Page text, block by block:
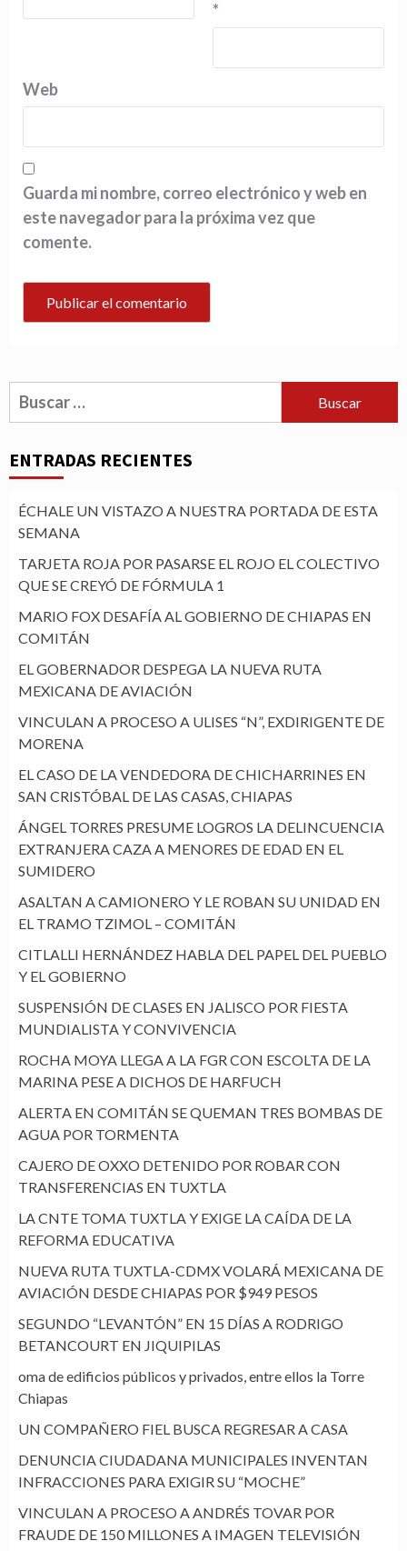
*
Web
Guarda mi nombre, correo electrónico y web en
este navegador para la próxima vez que
comente.
Buscar:
ENTRADAS RECIENTES
ÉCHALE UN VISTAZO A NUESTRA PORTADA DE ESTA
SEMANA
TARJETA ROJA POR PASARSE EL ROJO EL COLECTIVO
QUE SE CREYÓ DE FÓRMULA 1
MARIO FOX DESAFÍA AL GOBIERNO DE CHIAPAS EN
COMITÁN
EL GOBERNADOR DESPEGA LA NUEVA RUTA
MEXICANA DE AVIACIÓN
VINCULAN A PROCESO A ULISES “N”, EXDIRIGENTE DE
MORENA
EL CASO DE LA VENDEDORA DE CHICHARRINES EN
SAN CRISTÓBAL DE LAS CASAS, CHIAPAS
ÁNGEL TORRES PRESUME LOGROS LA DELINCUENCIA
EXTRANJERA CAZA A MENORES DE EDAD EN EL
SUMIDERO
ASALTAN A CAMIONERO Y LE ROBAN SU UNIDAD EN
EL TRAMO TZIMOL – COMITÁN
CITLALLI HERNÁNDEZ HABLA DEL PAPEL DEL PUEBLO
Y EL GOBIERNO
SUSPENSIÓN DE CLASES EN JALISCO POR FIESTA
MUNDIALISTA Y CONVIVENCIA
ROCHA MOYA LLEGA A LA FGR CON ESCOLTA DE LA
MARINA PESE A DICHOS DE HARFUCH
ALERTA EN COMITÁN SE QUEMAN TRES BOMBAS DE
AGUA POR TORMENTA
CAJERO DE OXXO DETENIDO POR ROBAR CON
TRANSFERENCIAS EN TUXTLA
LA CNTE TOMA TUXTLA Y EXIGE LA CAÍDA DE LA
REFORMA EDUCATIVA
NUEVA RUTA TUXTLA-CDMX VOLARÁ MEXICANA DE
AVIACIÓN DESDE CHIAPAS POR $949 PESOS
SEGUNDO “LEVANTÓN” EN 15 DÍAS A RODRIGO
BETANCOURT EN JIQUIPILAS
oma de edificios públicos y privados, entre ellos la Torre
Chiapas
UN COMPAÑERO FIEL BUSCA REGRESAR A CASA
DENUNCIA CIUDADANA MUNICIPALES INVENTAN
INFRACCIONES PARA EXIGIR SU “MOCHE”
VINCULAN A PROCESO A ANDRÉS TOVAR POR
FRAUDE DE 150 MILLONES A IMAGEN TELEVISIÓN